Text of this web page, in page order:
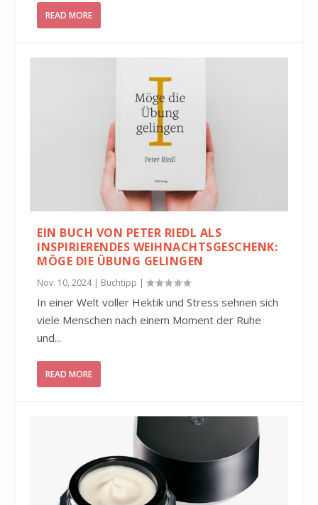
READ MORE
EIN BUCH VON PETER RIEDL ALS
INSPIRIERENDES WEIHNACHTSGESCHENK:
MÖGE DIE ÜBUNG GELINGEN
Nov. 10, 2024| Buchtipp |
In einer Welt voller Hektik und Stress sehnen sich
viele Menschen nach einem Moment der Ruhe
und...
READ MORE